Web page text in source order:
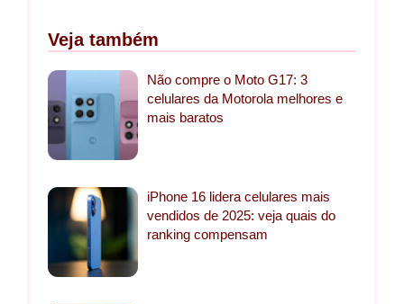
Veja também
Não compre o Moto G17: 3
celulares da Motorola melhores e
mais baratos
iPhone 16 lidera celulares mais
vendidos de 2025: veja quais do
ranking compensam